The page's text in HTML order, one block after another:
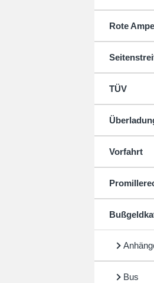
Rote
TÜV
Vorfahrt
Bus